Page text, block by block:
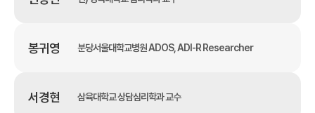
봉귀영 분당서울대학교병원 ADOS, ADI-R Researcher
서경현 삼육대학교 상담심리학과 교수